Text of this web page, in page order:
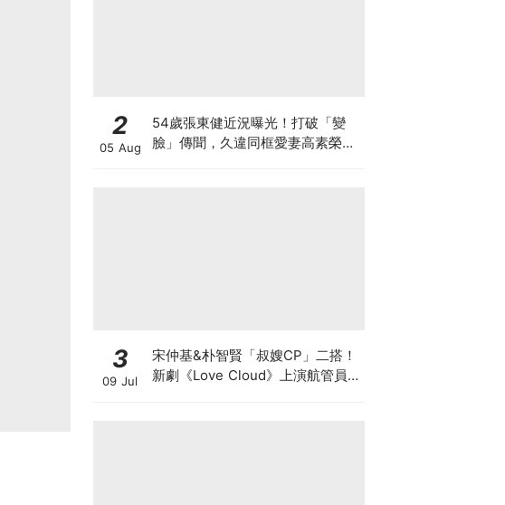
2
05 Aug
54歲張東健近況曝光！打破「變
臉」傳聞，久違同框愛妻高素榮甜
3
09 Jul
宋仲基&朴智賢「叔嫂CP」二搭！
新劇《Love Cloud》上演航管員x